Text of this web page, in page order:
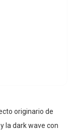
originario de
la dark wave con